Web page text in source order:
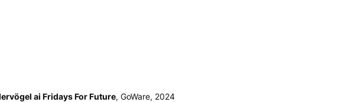
ai Fridays For Future, GoWare, 2024